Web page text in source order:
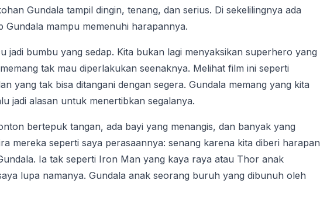
Gundala tampil dingin, tenang, dan serius. Di sekelilingnya ada
mampu memenuhi harapannya.
jadi bumbu yang sedap. Kita bukan lagi menyaksikan superhero yang
tak mau diperlakukan seenaknya. Melihat film ini seperti
yang tak bisa ditangani dengan segera. Gundala memang yang kita
jadi alasan untuk menertibkan segalanya.
bertepuk tangan, ada bayi yang menangis, dan banyak yang
mereka seperti saya perasaannya: senang karena kita diberi harapan
Ia tak seperti Iron Man yang kaya raya atau Thor anak
lupa namanya. Gundala anak seorang buruh yang dibunuh oleh